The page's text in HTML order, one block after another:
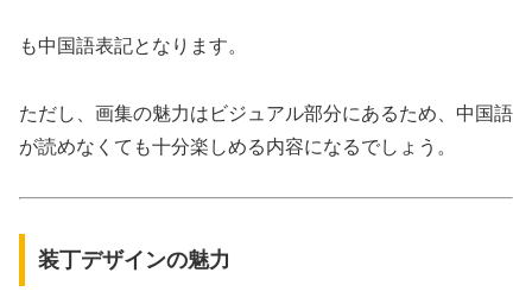
も中国語表記となります。
ただし、画集の魅力はビジュアル部分にあるため、中国語
が読めなくても十分楽しめる内容になるでしょう。
装丁デザインの魅力